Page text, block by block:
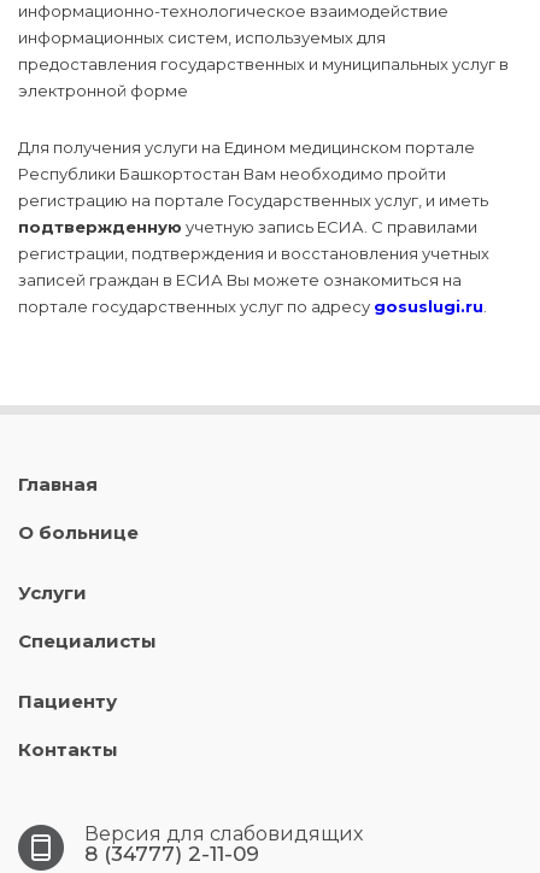
информационно-технологическое взаимодействие
информационных систем, используемых для
предоставления государственных и муниципальных услуг в
электронной форме
Для получения услуги на Едином медицинском портале
Республики Башкортостан Вам необходимо пройти
регистрацию на портале Государственных услуг, и иметь
подтвержденную учетную запись ЕСИА. С правилами
регистрации, подтверждения и восстановления учетных
записей граждан в ЕСИА Вы можете ознакомиться на
портале государственных услуг по адресу gosuslugi.ru.
Главная
О больнице
Услуги
Специалисты
Пациенту
Контакты
Версия для слабовидящих
8 (34777) 2-11-09